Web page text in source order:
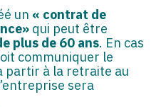
un « contrat de
qui peut être
plus de 60 ans. En cas
communiquer le
partir à la retraite au
sera